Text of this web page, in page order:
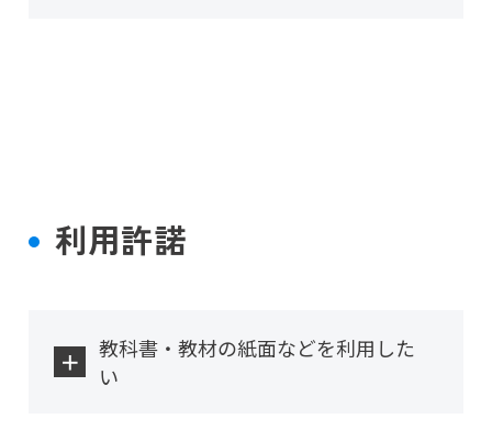
利用許諾
教科書・教材の紙面などを利用した
い